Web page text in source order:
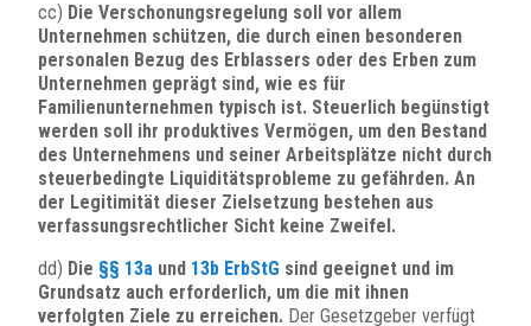
cc) Die Verschonungsregelung soll vor allem
Unternehmen schützen, die durch einen besonderen
personalen Bezug des Erblassers oder des Erben zum
Unternehmen geprägt sind, wie es für
Familienunternehmen typisch ist. Steuerlich begünstigt
werden soll ihr produktives Vermögen, um den Bestand
des Unternehmens und seiner Arbeitsplätze nicht durch
steuerbedingte Liquiditätsprobleme zu gefährden. An
der Legitimität dieser Zielsetzung bestehen aus
verfassungsrechtlicher Sicht keine Zweifel.
dd) Die §§ 13a und 13b ErbStG sind geeignet und im
Grundsatz auch erforderlich, um die mit ihnen
verfolgten Ziele zu erreichen. Der Gesetzgeber verfügt